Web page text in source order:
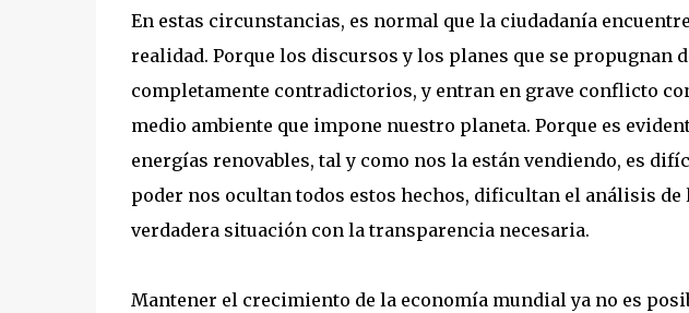
En estas circunstancias, es normal que la ciudadanía
realidad. Porque los discursos y los planes que se propugnan
completamente contradictorios, y entran en grave conflicto
medio ambiente que impone nuestro planeta. Porque es
energías renovables, tal y como nos la están vendiendo, es
poder nos ocultan todos estos hechos, dificultan el análisis
verdadera situación con la transparencia necesaria.
Mantener el crecimiento de la economía mundial ya no es